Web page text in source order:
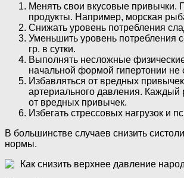
Менять свои вкусовые привычки.
продукты. Например, морская
Снижать уровень потребления
Уменьшить уровень потребления
гр. в сутки.
Выполнять несложные
начальной формой гипертонии не
Избавляться от вредных
артериального давления. Каждый
от вредных привычек.
Избегать стрессовых нагрузок и
В большинстве случаев снизить
нормы.
Как снизить верхнее давление